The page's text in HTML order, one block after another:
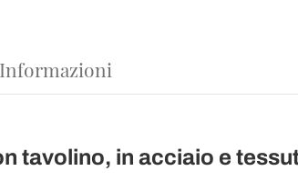
tavolino, in acciaio e